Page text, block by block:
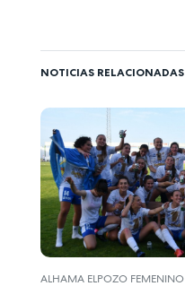
NOTICIAS RELACIONADAS
ALHAMA ELPOZO FEMENINO